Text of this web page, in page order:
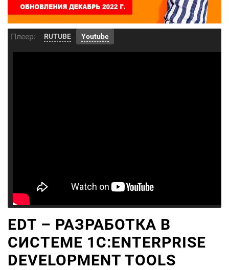
Плеер: RUTUBE Youtube
EDT – РАЗРАБОТКА В
СИСТЕМЕ 1C:ENTERPRISE
DEVELOPMENT TOOLS